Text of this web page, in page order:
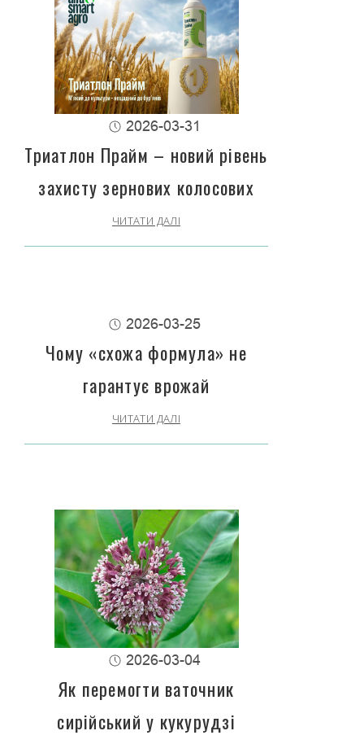
2026-03-31
Триатлон Прайм – новий рівень
захисту зернових колосових
ЧИТАТИ ДАЛІ
2026-03-25
Чому «схожа формула» не
гарантує врожай
ЧИТАТИ ДАЛІ
2026-03-04
Як перемогти ваточник
сирійський у кукурудзі